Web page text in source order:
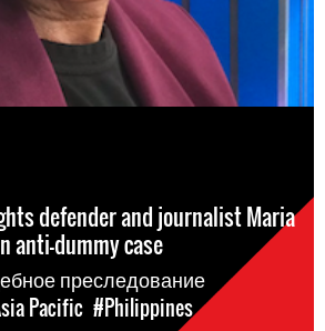
defender and journalist Maria
anti-dummy case
преследование
Pacific #Philippines